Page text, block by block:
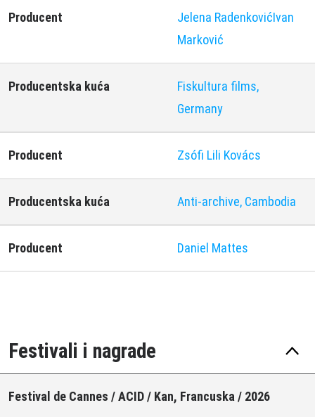
Producent Jelena RadenkovićIvan
Marković
Producentska kuća
Fiskultura films,
Germany
Producent Zsófi Lili Kovács
Producentska kuća Anti-archive, Cambodia
Producent Daniel Mattes
Festivali i nagrade
Festival de Cannes / ACID / Kan, Francuska / 2026